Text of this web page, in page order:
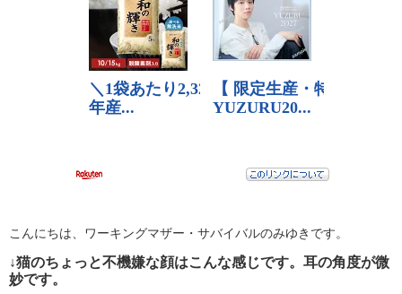
こんにちは、ワーキングマザー・サバイバルのみゆきです。
↓猫のちょっと不機嫌な顔はこんな感じです。耳の角度が微
妙です。